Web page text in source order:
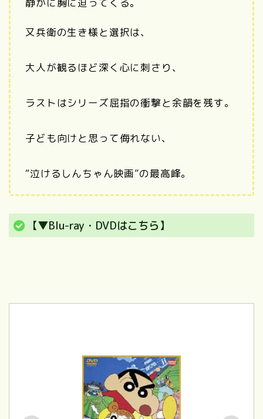
静かに胸に迫ってくる。
又兵衛の生き様と選択は、
大人が観るほど深く心に刺さり、
ラストはシリーズ屈指の衝撃と余韻を残す。
子ども向けと思って侮れない、
“泣けるしんちゃん映画”の最高峰。
【▼Blu-ray・DVDはこちら】